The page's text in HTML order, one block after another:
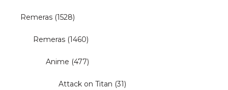
Remeras (1528)
Remeras (1460)
Anime (477)
Attack on Titan (31)